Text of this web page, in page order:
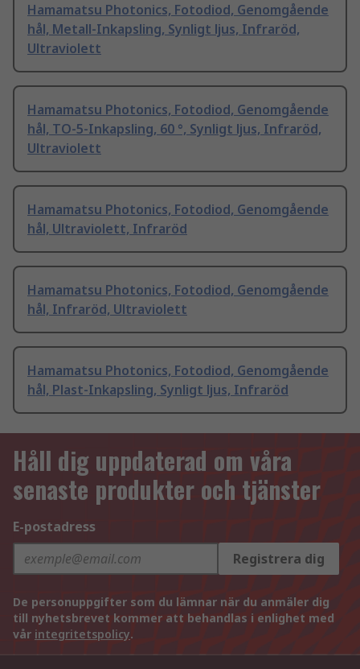
Hamamatsu Photonics, Fotodiod, Genomgående
hål, Metall-Inkapsling, Synligt ljus, Infraröd,
Ultraviolett
Hamamatsu Photonics, Fotodiod, Genomgående
hål, TO-5-Inkapsling, 60 °, Synligt ljus, Infraröd,
Ultraviolett
Hamamatsu Photonics, Fotodiod, Genomgående
hål, Ultraviolett, Infraröd
Hamamatsu Photonics, Fotodiod, Genomgående
hål, Infraröd, Ultraviolett
Hamamatsu Photonics, Fotodiod, Genomgående
hål, Plast-Inkapsling, Synligt ljus, Infraröd
Håll dig uppdaterad om våra
senaste produkter och tjänster
E-postadress
Registrera dig
De personuppgifter som du lämnar när du anmäler dig
till nyhetsbrevet kommer att behandlas i enlighet med
vår integritetspolicy.